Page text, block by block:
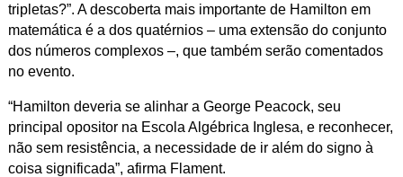
tripletas?”. A descoberta mais importante de Hamilton em
matemática é a dos quatérnios – uma extensão do conjunto
dos números complexos –, que também serão comentados
no evento.
“Hamilton deveria se alinhar a George Peacock, seu
principal opositor na Escola Algébrica Inglesa, e reconhecer,
não sem resistência, a necessidade de ir além do signoà
coisa significada”, afirma Flament.